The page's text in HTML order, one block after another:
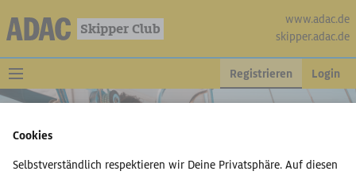
Cookies
Selbstverständlich respektieren wir Deine Privatsphäre. Auf diesen
Skipper Club
www.adac.de
skipper.adac.de
Registrieren Login